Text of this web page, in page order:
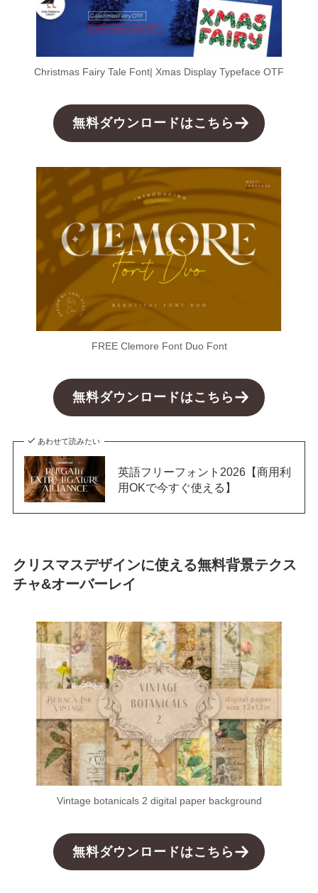
Christmas Fairy Tale Font| Xmas Display Typeface OTF
無料ダウンロードはこちら
FREE Clemore Font Duo Font
無料ダウンロードはこちら
あわせて読みたい
英語フリーフォント2026【商用利
用OKで今すぐ使える】
クリスマスデザインに使える無料背景テクス
チャ&オーバーレイ
Vintage botanicals 2 digital paper background
無料ダウンロードはこちら